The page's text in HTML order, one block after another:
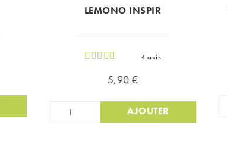
LEMONO INSPIR
4 avis
Prix
5,90 €
AJOUTER